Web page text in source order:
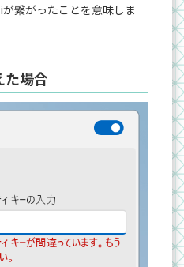
繋がったことを意味しま
た場合